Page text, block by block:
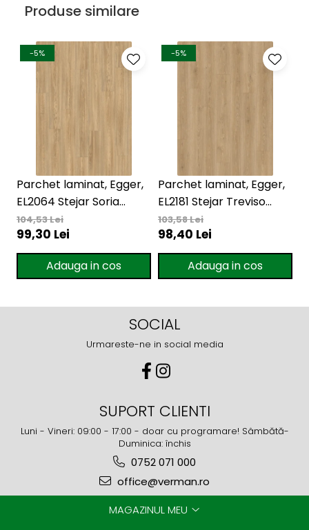
Produse similare
-5%
Parchet laminat, Egger,
EL2064 Stejar Soria
natur, 10 mm, 4V, AQ24,
Be Simplistic 2
104,53 Lei
99,30 Lei
Adauga in cos
-5%
Parchet laminat, Egger,
EL2181 Stejar Treviso
natur, 10 mm, 4V, AQ24,
Live Natural 2
103,58 Lei
98,40 Lei
Adauga in cos
SOCIAL
Urmareste-ne in social media
SUPORT CLIENTI
Luni - Vineri: 09:00 - 17:00 - doar cu programare! Sâmbătă-
Duminica: închis
0752 071 000
office@verman.ro
MAGAZINUL MEU